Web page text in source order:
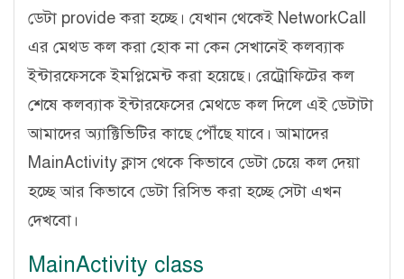
ডেটা provide করা হচ্ছে। যেখান থেকেই NetworkCall
এর মেথড কল করা হোক না কেন সেখানেই কলব্যাক
ইন্টারফেসকে ইমপ্লিমেন্ট করা হয়েছে। রেট্রোফিটের কল
শেষে কলব্যাক ইন্টারফেসের মেথডে কল দিলে এই ডেটাটা
আমাদের অ্যাক্টিভিটির কাছে পৌঁছে যাবে। আমাদের
MainActivity ক্লাস থেকে কিভাবে ডেটা চেয়ে কল দেয়া
হচ্ছে আর কিভাবে ডেটা রিসিভ করা হচ্ছে সেটা এখন
দেখবো।
MainActivity class